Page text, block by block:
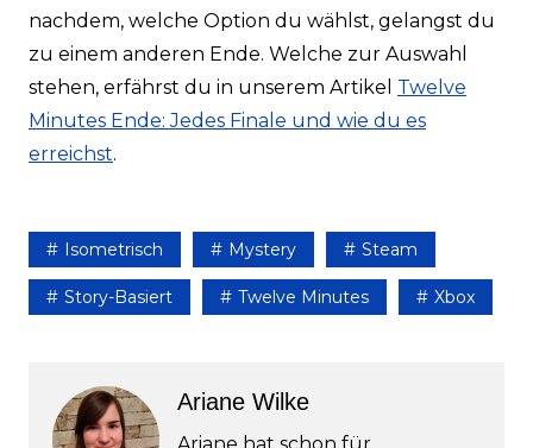
nachdem, welche Option du wählst, gelangst du
zu einem anderen Ende. Welche zur Auswahl
stehen, erfährst du in unserem Artikel Twelve
Minutes Ende: Jedes Finale und wie du es
erreichst.
Isometrisch Mystery Steam
Story-Basiert Twelve Minutes Xbox
Ariane Wilke
Ariane hat schon für